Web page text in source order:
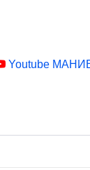
Youtube